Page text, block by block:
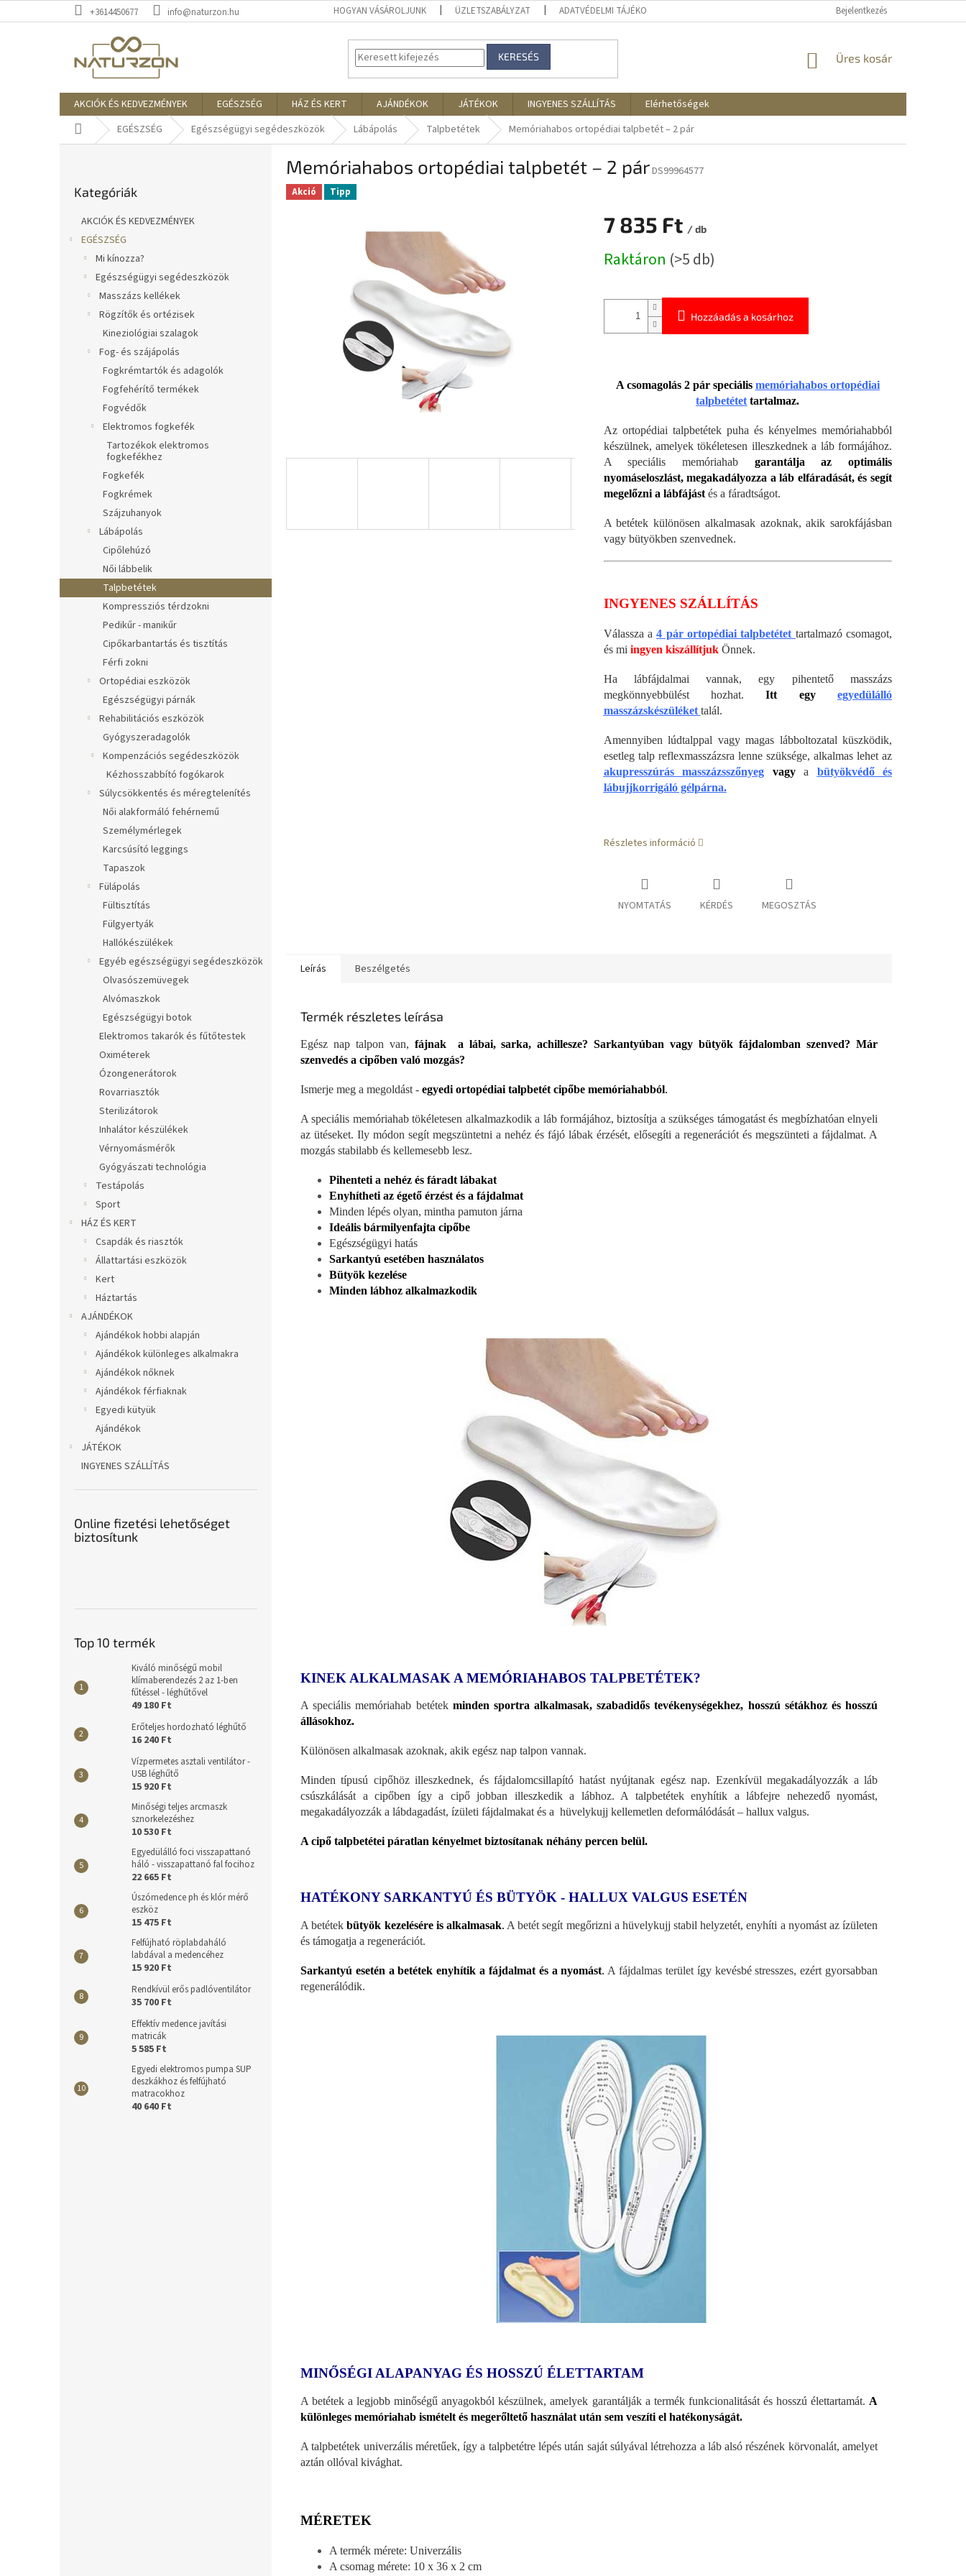
a
+3614450677 info@naturzon.hu HOGYAN VÁSÁROLJUNK ÜZLETSZABÁLYZAT ADATVÉDELMI TÁJÉKOZTATÓ REKLAMÁCIÓK ÉS
Bejelentkezés
KERESÉS KOSÁR
Üres kosár
AKCIÓK ÉS KEDVEZMÉNYEK EGÉSZSÉG HÁZ ÉS KERT AJÁNDÉKOK JÁTÉKOK INGYENES SZÁLLÍTÁS
Elérhetőségek
KezdőlapEGÉSZSÉG Egészségügyi segédeszközök Lábápolás Talpbetétek Memóriahabos ortopédiai talpbetét – 2 pár
átugrása
Kategóriák
AKCIÓK ÉS KEDVEZMÉNYEK
EGÉSZSÉG
Mi kínozza?
Egészségügyi segédeszközök
Masszázs kellékek
Rögzítők és ortézisek
Kineziológiai szalagok
Fog- és szájápolás
Fogkrémtartók és adagolók
Fogfehérítő termékek
Fogvédők
Elektromos fogkefék
Tartozékok elektromos
fogkefékhez
Fogkefék
Fogkrémek
Szájzuhanyok
Lábápolás
Cipőlehúzó
Női lábbelik
Talpbetétek
Kompressziós térdzokni
Pedikűr - manikűr
Cipőkarbantartás és tisztítás
Férfi zokni
Ortopédiai eszközök
Egészségügyi párnák
Rehabilitációs eszközök
Gyógyszeradagolók
Kompenzációs segédeszközök
Kézhosszabbító fogókarok
Súlycsökkentés és méregtelenítés
Női alakformáló fehérnemű
Személymérlegek
Karcsúsító leggings
Tapaszok
Fülápolás
Fültisztítás
Fülgyertyák
Hallókészülékek
Egyéb egészségügyi segédeszközök
Olvasószemüvegek
Alvómaszkok
Egészségügyi botok
Elektromos takarók és fűtőtestek
Oximéterek
Ózongenerátorok
Rovarriasztók
Sterilizátorok
Inhalátor készülékek
Vérnyomásmérők
Gyógyászati technológia
Testápolás
Sport
HÁZ ÉS KERT
Csapdák és riasztók
Állattartási eszközök
Kert
Háztartás
AJÁNDÉKOK
Ajándékok hobbi alapján
Ajándékok különleges alkalmakra
Ajándékok nőknek
Ajándékok férfiaknak
Egyedi kütyük
Ajándékok
JÁTÉKOK
INGYENES SZÁLLÍTÁS
Online fizetési lehetőséget
biztosítunk
Top 10 termék
Kiváló minőségű mobil
klímaberendezés 2 az 1-ben
fűtéssel - léghűtővel
49 180 Ft
Erőteljes hordozható léghűtő
16 240 Ft
Vízpermetes asztali ventilátor -
USB léghűtő
15 920 Ft
Minőségi teljes arcmaszk
sznorkelezéshez
10 530 Ft
Egyedülálló foci visszapattanó
háló - visszapattanó fal focihoz
22 665 Ft
Úszómedence ph és klór mérő
eszköz
15 475 Ft
Felfújható röplabdaháló
labdával a medencéhez
15 920 Ft
Rendkívül erős padlóventilátor
35 700 Ft
Effektív medence javítási
matricák
5 585 Ft
Egyedi elektromos pumpa SUP
deszkákhoz és felfújható
matracokhoz
40 640 Ft
Memóriahabos ortopédiai talpbetét – 2 párDS99964577
Akció Tipp
7 835 Ft / db
Raktáron (>5 db)
Hozzáadás a kosárhoz
A csomagolás 2 pár speciális memóriahabos ortopédiai
talpbetétet tartalmaz.
Az ortopédiai talpbetétek puha és kényelmes memóriahabból
készülnek, amelyek tökéletesen illeszkednek a láb formájához.
A speciális memóriahab
garantálja az optimális
nyomáseloszlást, megakadályozza a láb elfáradását, és segít
megelőzni a lábfájástés a fáradtságot.
A betétek különösen alkalmasak azoknak, akik sarokfájásban
vagy bütyökben szenvednek.
INGYENES SZÁLLÍTÁS
Válassza a4 pár ortopédiai talpbetétet tartalmazó csomagot,
és mi ingyen kiszállítjukÖnnek.
Ha lábfájdalmai vannak, egy pihentető masszázs
megkönnyebbülést hozhat.Itt egy
egyedülálló
masszázskészülékettalál.
Amennyiben lúdtalppal vagy magas lábboltozatal küszködik,
esetleg talp reflexmasszázsra lenne szüksége, alkalmas lehet az
akupresszúrás masszázsszőnyeg
vagya bütyökvédő és
lábujjkorrigáló gélpárna.
Részletes információ
NYOMTATÁS KÉRDÉS MEGOSZTÁS
Leírás Beszélgetés
Termék részletes leírása
Egész nap talpon van, fájnak a lábai, sarka, achillesze? Sarkantyúban vagy bütyök fájdalomban szenved? Már
szenvedés a cipőben való mozgás?
Ismerje meg a megoldást - egyedi ortopédiai talpbetét cipőbe memóriahabból.
A speciális memóriahab tökéletesen alkalmazkodik a láb formájához, biztosítja a szükséges támogatást és megbízhatóan elnyeli
az ütéseket. Ily módon segít megszüntetni a nehéz és fájó lábak érzését, elősegíti a regenerációt és megszünteti a fájdalmat. A
mozgás stabilabb és kellemesebb lesz.
Pihenteti a nehéz és fáradt lábakat
Enyhítheti az égető érzést és a fájdalmat
Minden lépés olyan, mintha pamuton járna
Ideális bármilyenfajta cipőbe
Egészségügyi hatás
Sarkantyú esetében használatos
Bütyök kezelése
Minden lábhoz alkalmazkodik
KINEK ALKALMASAK A MEMÓRIAHABOS TALPBETÉTEK?
A speciális memóriahab betétek minden sportra alkalmasak, szabadidős tevékenységekhez, hosszú sétákhoz és hosszú
állásokhoz.
Különösen alkalmasak azoknak, akik egész nap talpon vannak.
Minden típusú cipőhöz illeszkednek, és fájdalomcsillapító hatást nyújtanak egész nap. Ezenkívül megakadályozzák a láb
csúszkálását a cipőben így a cipő jobban illeszkedik a lábhoz. A talpbetétek enyhítik a lábfejre nehezedő nyomást,
megakadályozzák a lábdagadást, ízületi fájdalmakat és a hüvelykujj kellemetlen deformálódását – hallux valgus.
A cipő talpbetétei páratlan kényelmet biztosítanak néhány percen belül.
HATÉKONY SARKANTYÚ ÉS BÜTYÖK - HALLUX VALGUS ESETÉN
A betétekbütyök kezelésére is alkalmasak. A betét segít megőrizni a hüvelykujj stabil helyzetét, enyhíti a nyomást az ízületen
és támogatja a regenerációt.
Sarkantyú esetén a betétek enyhítik a fájdalmat és a nyomást. A fájdalmas terület így kevésbé stresszes, ezért gyorsabban
regenerálódik.
MINŐSÉGI ALAPANYAG ÉS HOSSZÚ ÉLETTARTAM
A betétek a legjobb minőségű anyagokból készülnek, amelyek garantálják a termék funkcionalitását és hosszú élettartamát. A
különleges memóriahab ismételt és megerőltető használat után sem veszíti el hatékonyságát.
A talpbetétek univerzális méretűek, így a talpbetétre lépés után saját súlyával létrehozza a láb alsó részének körvonalát, amelyet
aztán ollóval kivághat.
MÉRETEK
A termék mérete: Univerzális
A csomag mérete: 10 x 36 x 2 cm